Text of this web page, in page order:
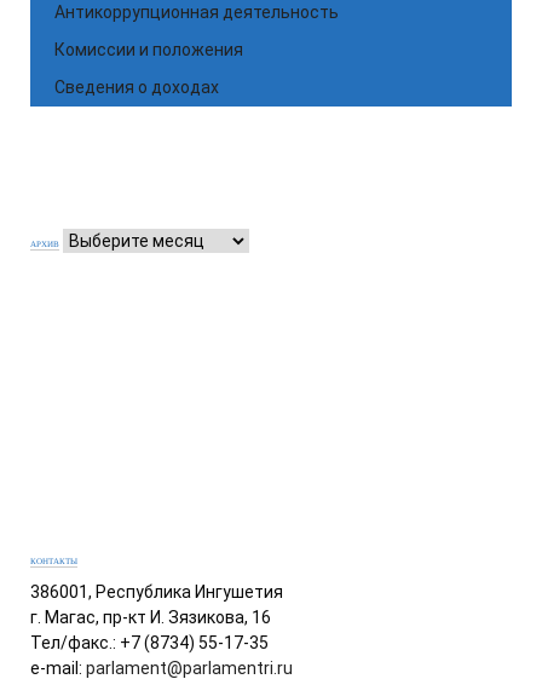
Антикоррупционная деятельность
Комиссии и положения
Сведения о доходах
АРХИВ
КОНТАКТЫ
386001, Республика Ингушетия
г. Магас, пр-кт И. Зязикова, 16
Тел/факс.: +7 (8734) 55-17-35
e-mail: parlament@parlamentri.ru